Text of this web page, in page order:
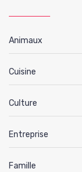
Animaux
Cuisine
Culture
Entreprise
Famille